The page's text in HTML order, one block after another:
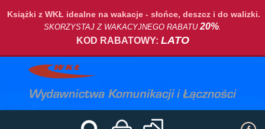
Książki z WKŁ idealne na wakacje - słońce, deszcz i do walizki.
SKORZYSTAJ Z WAKACYJNEGO RABATU20%.
KOD RABATOWY: LATO